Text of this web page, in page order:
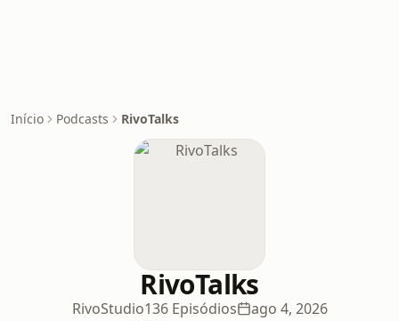
Início Podcasts RivoTalks
RivoTalks
RivoStudio136 Episódios ago 4, 2026